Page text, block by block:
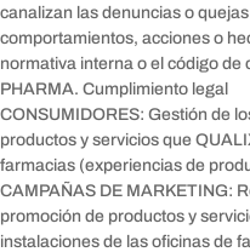
canalizan las denuncias o
comportamientos, acciones o
normativa interna o el código
PHARMA. Cumplimiento legal
CONSUMIDORES: Gestión de
productos y servicios que
farmacias (experiencias de
CAMPAÑAS DE MARKETING:
promoción de productos y
instalaciones de las oficinas de